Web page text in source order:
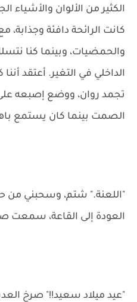
الكثير من الألوان والأشياء
كانت الرائحة دافئة
والحمضيات، وبينما كنا
الداخلي في التغير. أعتقد
تجمد روان، ووضع إصبعه
الصمت بينما كان يستمع
"اللعنة." شتم، وسحبني من
العودة إلى القاعة، سمعت
"عيد ميلاد سعيد!!" صرخ